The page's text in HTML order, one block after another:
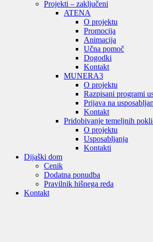
Projekti – zaključeni
ATENA
O projektu
Promocija
Animacija
Učna pomoč
Dogodki
Kontakt
MUNERA3
O projektu
Razpisani programi
Prijava na
Kontakt
Pridobivanje temeljnih
O projektu
Usposabljanja
Kontakti
Dijaški dom
Cenik
Dodatna ponudba
Pravilnik hišnega reda
Kontakt